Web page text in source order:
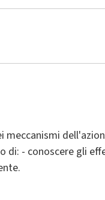
meccanismi
di: - conoscere gli